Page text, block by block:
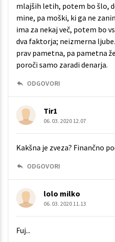
mlajših letih, potem bo šlo,
mine, pa moški, ki ga ne
ima za nekaj več, potem bo
dva faktorja; neizmerna
prav pametna, pa pametna
poroči samo zaradi denarja.
ODGOVORI
Tir1
06. 03. 2020 12.07
Kakšna je zveza? Finančno
ODGOVORI
lolo milko
06. 03. 2020 11.13
Fuj...